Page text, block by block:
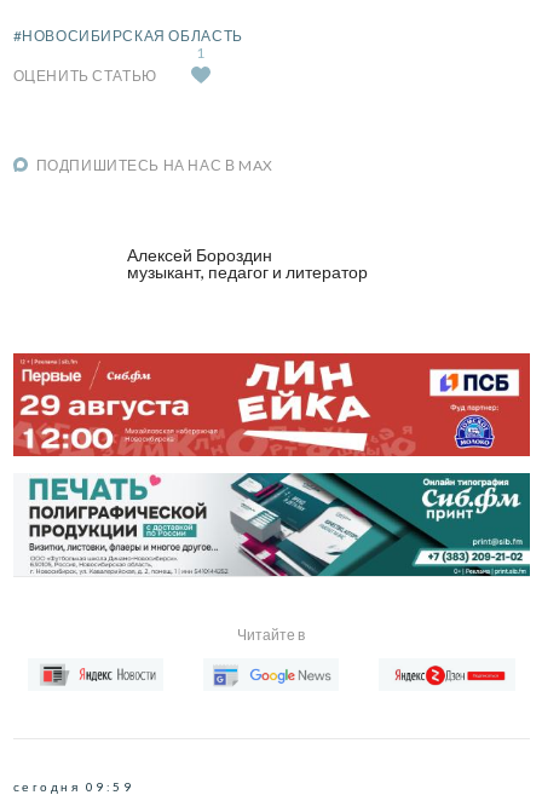
#НОВОСИБИРСКАЯ ОБЛАСТЬ
ОЦЕНИТЬ СТАТЬЮ
1
ПОДПИШИТЕСЬ НА НАС В MAX
Алексей Бороздин
музыкант, педагог и литератор
Читайте в
сегодня 09:59